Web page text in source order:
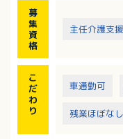
募
集
資
格
主任介護支
こ
だ
わ
り
車通勤可
残業ほぼなし